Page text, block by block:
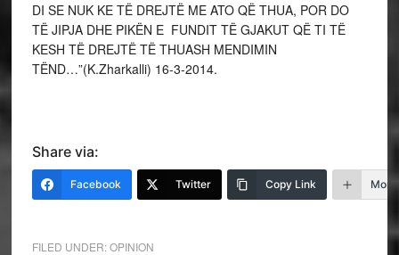
DI SE NUK KE TË DREJTË ME ATO QË THUA, POR DO
TË JIPJA DHE PIKËN E FUNDIT TË GJAKUT QË TI TË
KESH TË DREJTË TË THUASH MENDIMIN
TËND…”(K.Zharkalli) 16-3-2014.
Share via:
Facebook Twitter Copy Link More
FILED UNDER:OPINION